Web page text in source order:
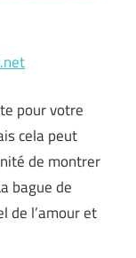
pour votre
cela peut
de montrer
bague de
de l’amour et